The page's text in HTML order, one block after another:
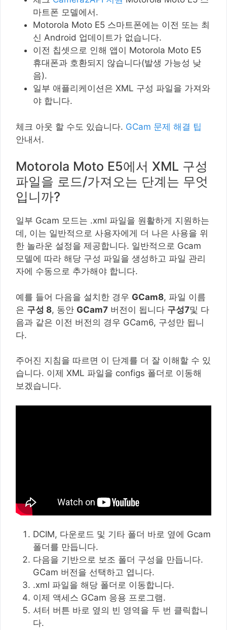
마트폰 모델에서.
Motorola Moto E5 스마트폰에는 이전 또는 최
신 Android 업데이트가 없습니다.
이전 칩셋으로 인해 앱이 Motorola Moto E5
휴대폰과 호환되지 않습니다(발생 가능성 낮
음).
일부 애플리케이션은 XML 구성 파일을 가져와
야 합니다.
체크 아웃 할 수도 있습니다. GCam 문제 해결 팁
안내서.
Motorola Moto E5에서 XML 구성
파일을 로드/가져오는 단계는 무엇
입니까?
일부 Gcam 모드는 .xml 파일을 원활하게 지원하는
데, 이는 일반적으로 사용자에게 더 나은 사용을 위
한 놀라운 설정을 제공합니다. 일반적으로 Gcam
모델에 따라 해당 구성 파일을 생성하고 파일 관리
자에 수동으로 추가해야 합니다.
예를 들어 다음을 설치한 경우 GCam8, 파일 이름
은 구성 8, 동안 GCam7 버전이 됩니다 구성7및 다
음과 같은 이전 버전의 경우 GCam6, 구성만 됩니
다.
주어진 지침을 따르면 이 단계를 더 잘 이해할 수 있
습니다. 이제 XML 파일을 configs 폴더로 이동해
보겠습니다.
DCIM, 다운로드 및 기타 폴더 바로 옆에 Gcam
폴더를 만듭니다.
다음을 기반으로 보조 폴더 구성을 만듭니다.
GCam 버전을 선택하고 엽니다.
.xml 파일을 해당 폴더로 이동합니다.
이제 액세스 GCam 응용 프로그램.
셔터 버튼 바로 옆의 빈 영역을 두 번 클릭합니
다.